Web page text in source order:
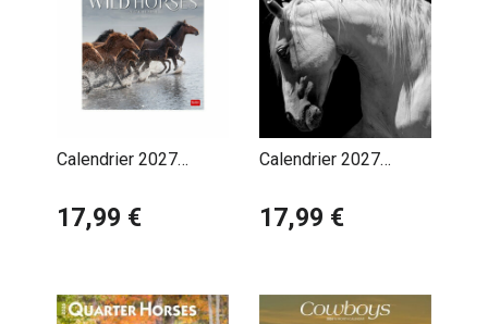
Calendrier 2027
17,99 €
Calendrier 2027
et Blanc
17,99 €